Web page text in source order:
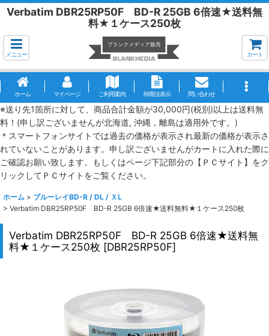
Verbatim DBR25RP50F BD-R 25GB 6倍速★送料無
料★１ケース250枚
メニュー カート
ホーム マイページ ご利用案内 特商法表示 問い合わせ
※送り先1箇所に対して、商品合計金額が30,000円(税別)以上は送料無
料！(申し訳ございませんが北海道, 沖縄，離島は適用外です。)
＊スマートフォンサイトでは過去の価格が表示され最新の価格が表示さ
れていないことがあります。申し訳ございませんがカートに入れた際に
ご確認お願い致します。もしくはページ下記部分の【ＰＣサイト】をク
リックしてＰＣサイトをご覧ください。
ホーム > ブルーレイBD-R / DL / ＸL
> Verbatim DBR25RP50F BD-R 25GB 6倍速★送料無料★１ケース250枚
Verbatim DBR25RP50F BD-R 25GB 6倍速★送料無
料★１ケース250枚 [DBR25RP50F]